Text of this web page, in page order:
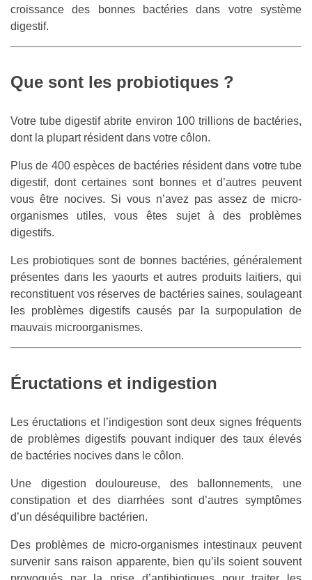
croissance des bonnes bactéries dans votre système
digestif.
Que sont les probiotiques ?
Votre tube digestif abrite environ 100 trillions de bactéries,
dont la plupart résident dans votre côlon.
Plus de 400 espèces de bactéries résident dans votre tube
digestif, dont certaines sont bonnes et d’autres peuvent
vous être nocives. Si vous n’avez pas assez de micro-
organismes utiles, vous êtes sujet à des problèmes
digestifs.
Les probiotiques sont de bonnes bactéries, généralement
présentes dans les yaourts et autres produits laitiers, qui
reconstituent vos réserves de bactéries saines, soulageant
les problèmes digestifs causés par la surpopulation de
mauvais microorganismes.
Éructations et indigestion
Les éructations et l’indigestion sont deux signes fréquents
de problèmes digestifs pouvant indiquer des taux élevés
de bactéries nocives dans le côlon.
Une digestion douloureuse, des ballonnements, une
constipation et des diarrhées sont d’autres symptômes
d’un déséquilibre bactérien.
Des problèmes de micro-organismes intestinaux peuvent
survenir sans raison apparente, bien qu’ils soient souvent